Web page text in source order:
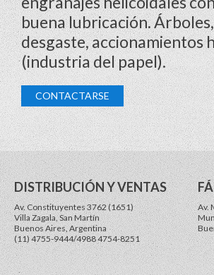
buena lubricación.
desgaste, accionamientos
(industria del papel).
CONTACTARSE
DISTRIBUCIÓN Y VENTAS
Av. Constituyentes 3762 (1651)
Villa Zagala, San Martín
Buenos Aires, Argentina
(11) 4755-9444/4988 4754-8251
Av.